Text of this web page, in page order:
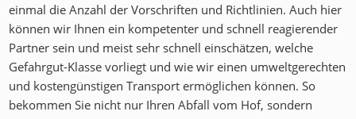
einmal die Anzahl der Vorschriften und Richtlinien. Auch hier
können wir Ihnen ein kompetenter und schnell reagierender
Partner sein und meist sehr schnell einschätzen, welche
Gefahrgut-Klasse vorliegt und wie wir einen umweltgerechten
und kostengünstigen Transport ermöglichen können. So
bekommen Sie nicht nur Ihren Abfall vom Hof, sondern